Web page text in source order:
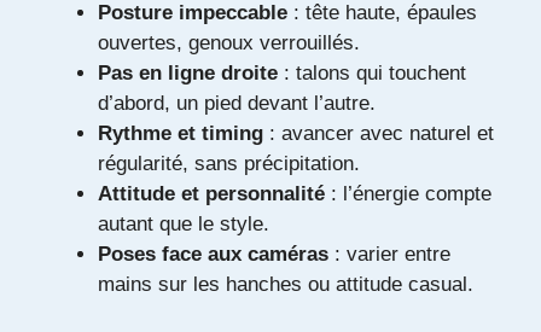
Posture impeccable : tête haute, épaules
ouvertes, genoux verrouillés.
Pas en ligne droite : talons qui touchent
d’abord, un pied devant l’autre.
Rythme et timing : avancer avec naturel et
régularité, sans précipitation.
Attitude et personnalité : l’énergie compte
autant que le style.
Poses face aux caméras : varier entre
mains sur les hanches ou attitude casual.